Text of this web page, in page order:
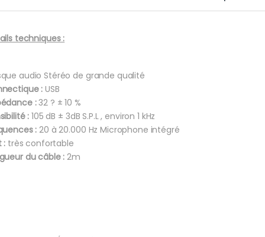
techniques :
audio Stéréo de grande qualité
: USB
:32 ? ± 10 %
: 105 dB ± 3dB S.P.L , environ 1 kHz
: 20 à 20.000 Hz Microphone intégré
: très confortable
du câble : 2m